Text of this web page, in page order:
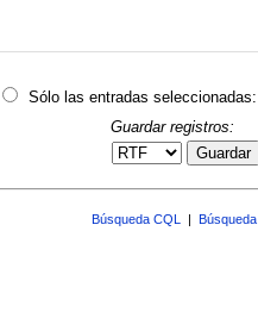
Sólo las entradas seleccionadas:
Guardar registros:
Guardar
Búsqueda CQL